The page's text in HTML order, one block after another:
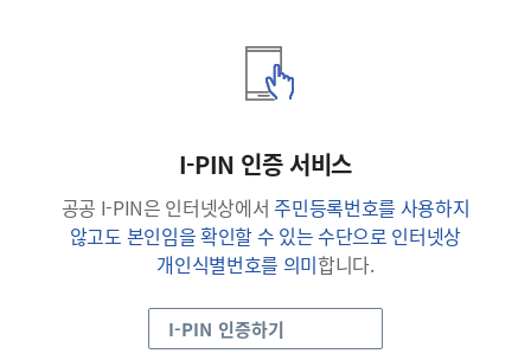
I-PIN 인증 서비스
공공 I-PIN은 인터넷상에서주민등록번호를 사용하지
않고도 본인임을 확인할 수 있는 수단으로 인터넷상
개인식별번호를 의미합니다.
I-PIN 인증하기